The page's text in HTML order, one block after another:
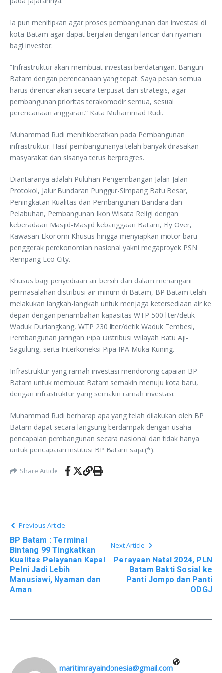
Ia pun menitipkan agar proses pembangunan dan investasi di
kota Batam agar dapat berjalan dengan lancar dan nyaman
bagi investor.
“Infrastruktur akan membuat investasi berdatangan. Bangun
Batam dengan perencanaan yang tepat. Saya pesan semua
harus direncanakan secara terpusat dan strategis, agar
pembangunan prioritas terakomodir semua, sesuai
perencanaan anggaran.” Kata Muhammad Rudi.
Muhammad Rudi menitikberatkan pada Pembangunan
infrastruktur. Hasil pembangunanya telah banyak dirasakan
masyarakat dan sisanya terus berprogres.
Diantaranya adalah Puluhan Pengembangan Jalan-Jalan
Protokol, Jalur Bundaran Punggur-Simpang Batu Besar,
Peningkatan Kualitas dan Pembangunan Bandara dan
Pelabuhan, Pembangunan Ikon Wisata Religi dengan
keberadaan Masjid-Masjid kebanggaan Batam, Fly Over,
Kawasan Ekonomi Khusus hingga menyiapkan motor baru
penggerak perekonomian nasional yakni megaproyek PSN
Rempang Eco-City.
Khusus bagi penyediaan air bersih dan dalam menangani
permasalahan distribusi air minum di Batam, BP Batam telah
melakukan langkah-langkah untuk menjaga ketersediaan air ke
depan dengan penambahan kapasitas WTP 500 liter/detik
Waduk Duriangkang, WTP 230 liter/detik Waduk Tembesi,
⁠Pembangunan Jaringan Pipa Distribusi Wilayah Batu Aji-
Sagulung, serta Interkoneksi Pipa IPA Muka Kuning.
Infrastruktur yang ramah investasi mendorong capaian BP
Batam untuk membuat Batam semakin menuju kota baru,
dengan infrastruktur yang semakin ramah investasi.
Muhammad Rudi berharap apa yang telah dilakukan oleh BP
Batam dapat secara langsung berdampak dengan usaha
pencapaian pembangunan secara nasional dan tidak hanya
untuk pencapaian institusi BP Batam saja.(*).
Share Article
Previous Article
BP Batam : Terminal
Bintang 99 Tingkatkan
Kualitas Pelayanan Kapal
Pelni Jadi Lebih
Manusiawi, Nyaman dan
Aman
Next Article
Perayaan Natal 2024, PLN
Batam Bakti Sosial ke
Panti Jompo dan Panti
ODGJ
maritimrayaindonesia@gmail.com